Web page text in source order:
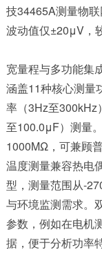
技34465A测量物
波动值仅±20μV，
宽量程与多功能集
涵盖11种核心测量
率（3Hz至300kHz
至100.0μF）测量
1000MΩ，可兼顾
温度测量兼容热电
型，测量范围从-
与环境监测需求。
参数，例如在电机
据，便于分析功率